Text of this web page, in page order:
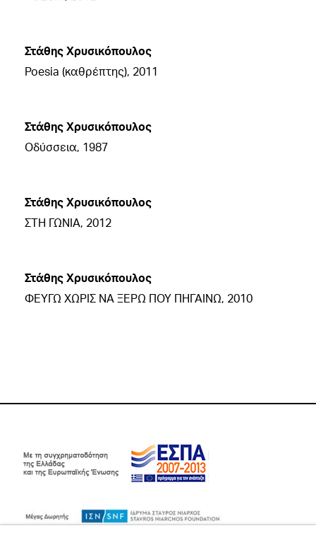
Στάθης Χρυσικόπουλος
Poesia (καθρέπτης), 2011
Στάθης Χρυσικόπουλος
Οδύσσεια, 1987
Στάθης Χρυσικόπουλος
ΣΤΗ ΓΩΝΙΑ, 2012
Στάθης Χρυσικόπουλος
ΦΕΥΓΩ ΧΩΡΙΣ ΝΑ ΞΕΡΩ ΠΟΥ ΠΗΓΑΙΝΩ, 2010